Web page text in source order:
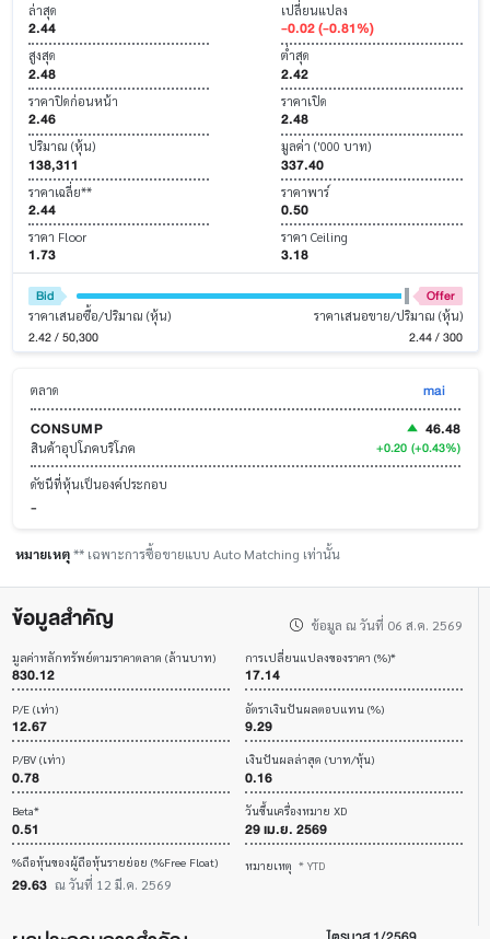
ล่าสุด
2.44
เปลี่ยนแปลง
-0.02 (-0.81%)
สูงสุด
2.48
ต่ำสุด
2.42
ราคาปิดก่อนหน้า
2.46
ราคาเปิด
2.48
ปริมาณ (หุ้น)
138,311
มูลค่า ('000 บาท)
337.40
ราคาเฉลี่ย**
2.44
ราคาพาร์
0.50
ราคา Floor
1.73
ราคา Ceiling
3.18
Bid Offer
ราคาเสนอซื้อ/ปริมาณ (หุ้น)
2.42 / 50,300
ราคาเสนอขาย/ปริมาณ (หุ้น)
2.44 / 300
ตลาด
mai
CONSUMP
สินค้าอุปโภคบริโภค
46.48
+0.20 (+0.43%)
ดัชนีที่หุ้นเป็นองค์ประกอบ
-
หมายเหตุ** เฉพาะการซื้อขายแบบ Auto Matching เท่านั้น
ข้อมูลสำคัญ ข้อมูล ณ วันที่ 06 ส.ค. 2569
มูลค่าหลักทรัพย์ตามราคาตลาด (ล้านบาท)
830.12
การเปลี่ยนแปลงของราคา (%)*
17.14
P/E (เท่า)
12.67
อัตราเงินปันผลตอบแทน (%)
9.29
P/BV (เท่า)
0.78
เงินปันผลล่าสุด (บาท/หุ้น)
0.16
Beta*
0.51
วันขึ้นเครื่องหมาย XD
29 เม.ย. 2569
%ถือหุ้นของผู้ถือหุ้นรายย่อย (%Free Float)
29.63 ณ วันที่ 12 มี.ค. 2569
หมายเหตุ * YTD